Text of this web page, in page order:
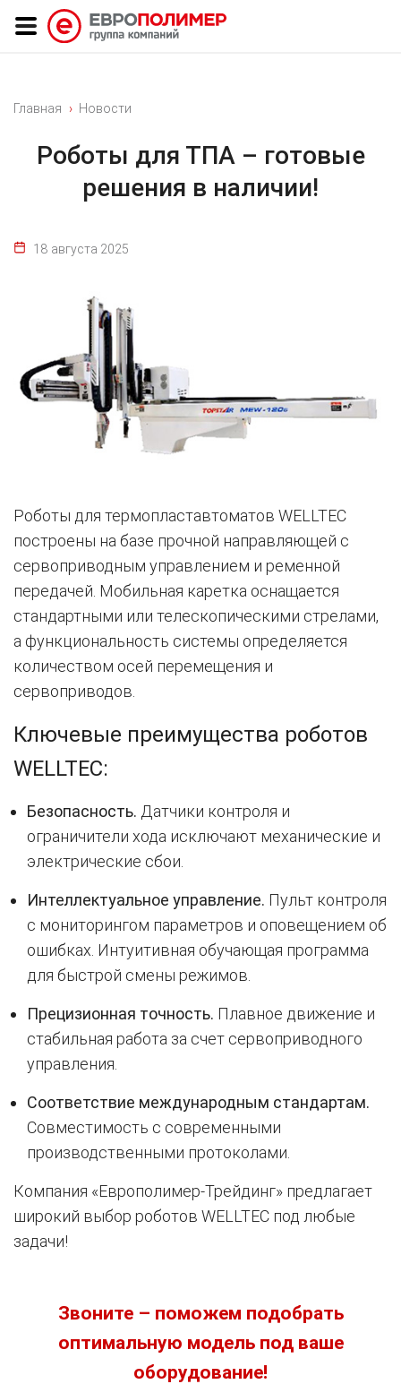
Главная Новости
Роботы для ТПА – готовые
решения в наличии!
18 августа 2025
Роботы для термопластавтоматов WELLTEC
построены на базе прочной направляющей с
сервоприводным управлением и ременной
передачей. Мобильная каретка оснащается
стандартными или телескопическими стрелами,
а функциональность системы определяется
количеством осей перемещения и
сервоприводов.
Ключевые преимущества роботов
WELLTEC:
Безопасность. Датчики контроля и
ограничители хода исключают механические и
электрические сбои.
Интеллектуальное управление. Пульт контроля
с мониторингом параметров и оповещением об
ошибках. Интуитивная обучающая программа
для быстрой смены режимов.
Прецизионная точность. Плавное движение и
стабильная работа за счет сервоприводного
управления.
Соответствие международным стандартам.
Совместимость с современными
производственными протоколами.
Компания «Европолимер-Трейдинг» предлагает
широкий выбор роботов WELLTEC под любые
задачи!
Звоните – поможем подобрать
оптимальную модель под ваше
оборудование!